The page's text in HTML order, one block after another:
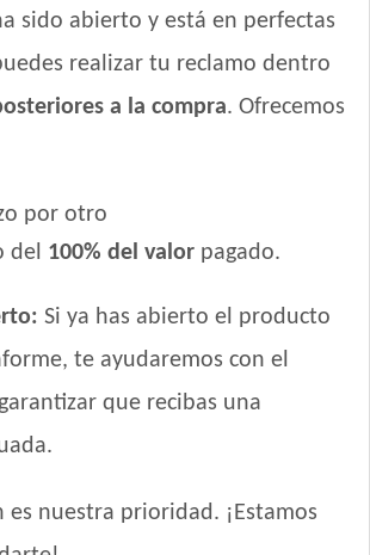
sido abierto y está en perfectas
realizar tu reclamo dentro
a la compra. Ofrecemos
por otro
del 100% del valor pagado.
Si ya has abierto el producto
te ayudaremos con el
que recibas una
es nuestra prioridad. ¡Estamos